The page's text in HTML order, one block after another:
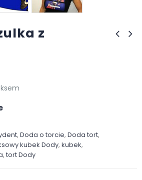
z
, Doda o torcie, Doda tort,
kubek Dody, kubek,
, tort Dody